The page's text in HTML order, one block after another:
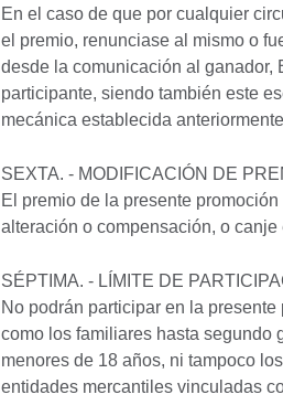
En el caso de que por cualquier
el premio, renunciase al mismo o
desde la comunicación al ganador,
participante, siendo también este
mecánica establecida
SEXTA. - MODIFICACIÓN DE
El premio de la presente
alteración o compensación, o
SÉPTIMA. - LÍMITE DE
No podrán participar en la
como los familiares hasta segundo
menores de 18 años, ni tampoco
entidades mercantiles vinculadas